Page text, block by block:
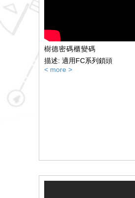
樹德密碼櫃變碼
描述: 適用FC系列鎖頭
< more >